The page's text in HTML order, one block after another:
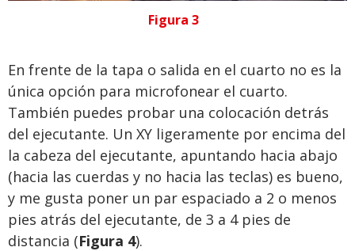
Figura 3
En frente de la tapa o salida en el cuarto no es la
única opción para microfonear el cuarto.
También puedes probar una colocación detrás
del ejecutante. Un XY ligeramente por encima del
la cabeza del ejecutante, apuntando hacia abajo
(hacia las cuerdas y no hacia las teclas) es bueno,
y me gusta poner un par espaciado a 2 o menos
pies atrás del ejecutante, de 3 a 4 pies de
distancia (Figura 4).